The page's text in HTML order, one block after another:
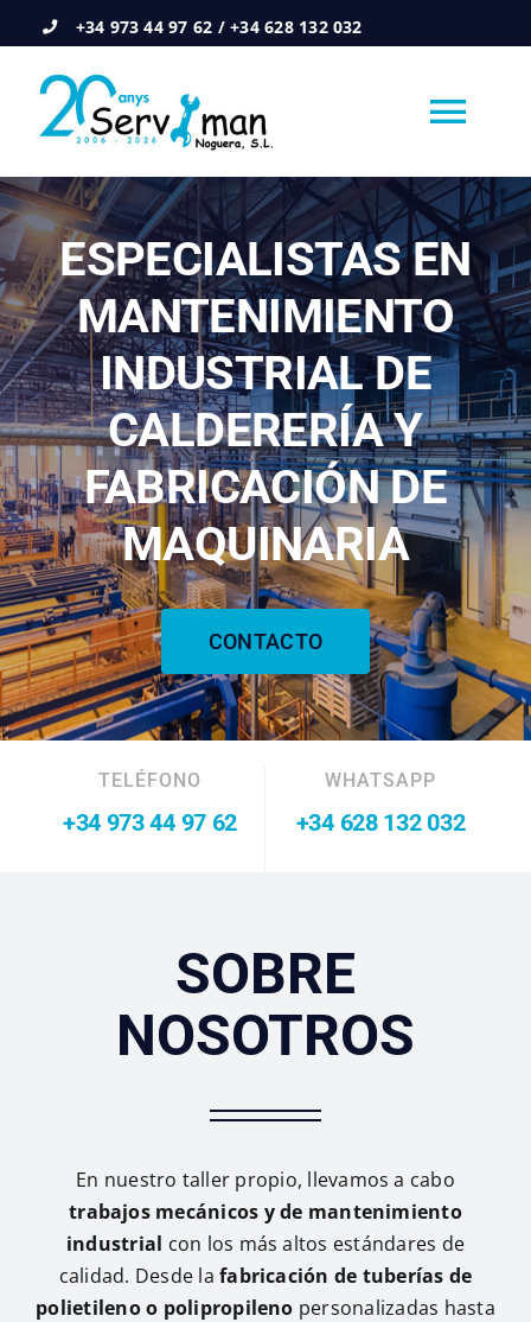
Saltar
al
contenido
+34 973 44 97 62 / +34 628 132 032
INICIO
Servicios
Nosotros
Contacto
ESPECIALISTAS EN
MANTENIMIENTO
INDUSTRIAL DE
CALDERERÍA Y
FABRICACIÓN DE
MAQUINARIA
CONTACTO
TELÉFONO
+34 973 44 97 62
WHATSAPP
+34 628 132 032
SOBRE
NOSOTROS
En nuestro taller propio, llevamos a cabo
trabajos mecánicos y de mantenimiento
industrial con los más altos estándares de
calidad. Desde la fabricación de tuberías de
polietileno o polipropileno personalizadas hasta